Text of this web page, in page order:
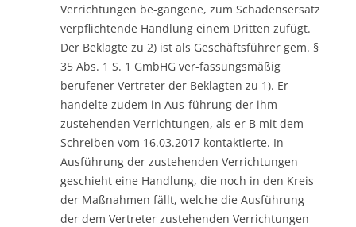
Verrichtungen be-gangene, zum Schadensersatz
verpflichtende Handlung einem Dritten zufügt.
Der Beklagte zu 2) ist als Geschäftsführer gem. §
35 Abs. 1 S. 1 GmbHG ver-fassungsmäßig
berufener Vertreter der Beklagten zu 1). Er
handelte zudem in Aus-führung der ihm
zustehenden Verrichtungen, als er B mit dem
Schreiben vom 16.03.2017 kontaktierte. In
Ausführung der zustehenden Verrichtungen
geschieht eine Handlung, die noch in den Kreis
der Maßnahmen fällt, welche die Ausführung
der dem Vertreter zustehenden Verrichtungen